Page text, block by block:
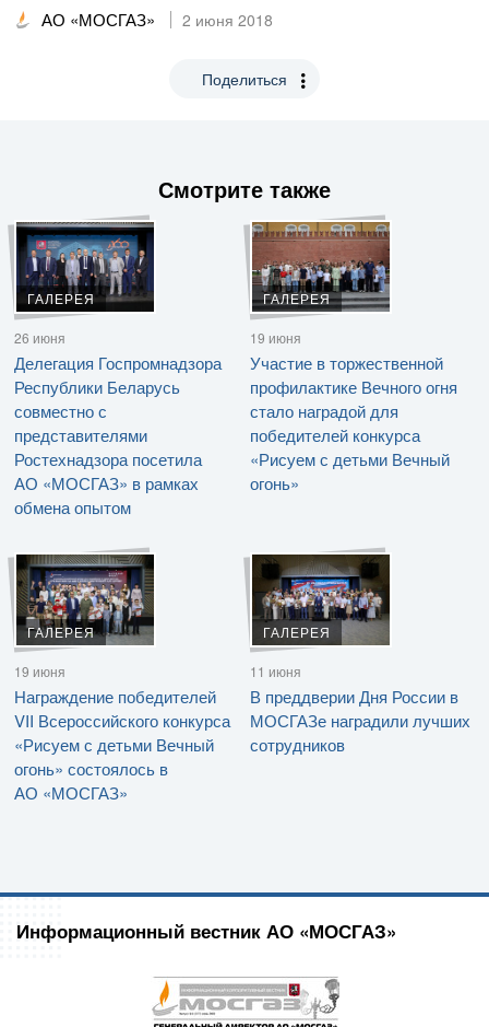
АО «МОСГАЗ» 2 июня 2018
Поделиться
Смотрите также
ГАЛЕРЕЯ
26 июня
Делегация Госпромнадзора
Республики Беларусь
совместно с
представителями
Ростехнадзора посетила
АО «МОСГАЗ» в рамках
обмена опытом
ГАЛЕРЕЯ
19 июня
Участие в торжественной
профилактике Вечного огня
стало наградой для
победителей конкурса
«Рисуем с детьми Вечный
огонь»
ГАЛЕРЕЯ
19 июня
Награждение победителей
VII Всероссийского конкурса
«Рисуем с детьми Вечный
огонь» состоялось в
АО «МОСГАЗ»
ГАЛЕРЕЯ
11 июня
В преддверии Дня России в
МОСГАЗе наградили лучших
сотрудников
Информационный вестник АО «МОСГАЗ»